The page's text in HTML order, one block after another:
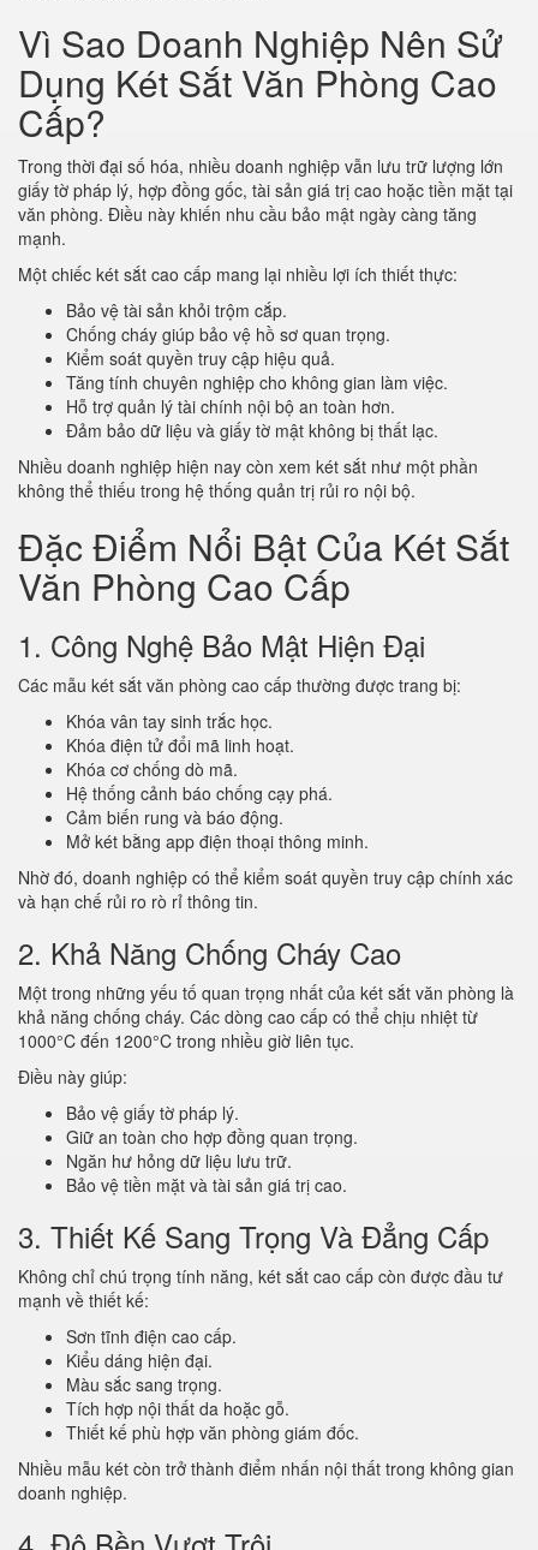
Vì Sao Doanh Nghiệp Nên Sử
Dụng Két Sắt Văn Phòng Cao
Cấp?
Trong thời đại số hóa, nhiều doanh nghiệp vẫn lưu trữ lượng lớn
giấy tờ pháp lý, hợp đồng gốc, tài sản giá trị cao hoặc tiền mặt tại
văn phòng. Điều này khiến nhu cầu bảo mật ngày càng tăng
mạnh.
Một chiếc két sắt cao cấp mang lại nhiều lợi ích thiết thực:
Bảo vệ tài sản khỏi trộm cắp.
Chống cháy giúp bảo vệ hồ sơ quan trọng.
Kiểm soát quyền truy cập hiệu quả.
Tăng tính chuyên nghiệp cho không gian làm việc.
Hỗ trợ quản lý tài chính nội bộ an toàn hơn.
Đảm bảo dữ liệu và giấy tờ mật không bị thất lạc.
Nhiều doanh nghiệp hiện nay còn xem két sắt như một phần
không thể thiếu trong hệ thống quản trị rủi ro nội bộ.
Đặc Điểm Nổi Bật Của Két Sắt
Văn Phòng Cao Cấp
1. Công Nghệ Bảo Mật Hiện Đại
Các mẫu két sắt văn phòng cao cấp thường được trang bị:
Khóa vân tay sinh trắc học.
Khóa điện tử đổi mã linh hoạt.
Khóa cơ chống dò mã.
Hệ thống cảnh báo chống cạy phá.
Cảm biến rung và báo động.
Mở két bằng app điện thoại thông minh.
Nhờ đó, doanh nghiệp có thể kiểm soát quyền truy cập chính xác
và hạn chế rủi ro rò rỉ thông tin.
2. Khả Năng Chống Cháy Cao
Một trong những yếu tố quan trọng nhất của két sắt văn phòng là
khả năng chống cháy. Các dòng cao cấp có thể chịu nhiệt từ
1000°C đến 1200°C trong nhiều giờ liên tục.
Điều này giúp:
Bảo vệ giấy tờ pháp lý.
Giữ an toàn cho hợp đồng quan trọng.
Ngăn hư hỏng dữ liệu lưu trữ.
Bảo vệ tiền mặt và tài sản giá trị cao.
3. Thiết Kế Sang Trọng Và Đẳng Cấp
Không chỉ chú trọng tính năng, két sắt cao cấp còn được đầu tư
mạnh về thiết kế:
Sơn tĩnh điện cao cấp.
Kiểu dáng hiện đại.
Màu sắc sang trọng.
Tích hợp nội thất da hoặc gỗ.
Thiết kế phù hợp văn phòng giám đốc.
Nhiều mẫu két còn trở thành điểm nhấn nội thất trong không gian
doanh nghiệp.